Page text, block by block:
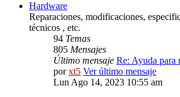
Hardware
Reparaciones, modificaciones,
técnicos , etc.
94 Temas
805 Mensajes
Último mensaje Re: Ayuda para
porxt5 Ver último mensaje
Lun Ago 14, 2023 10:55 am